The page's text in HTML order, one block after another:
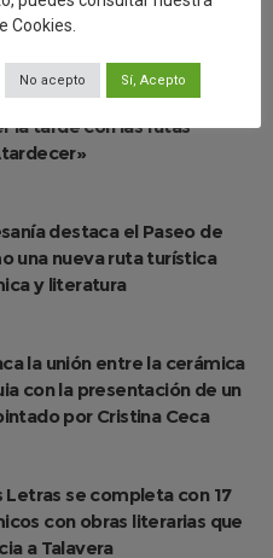
azulejos en los que
a descubrir la belleza de
la tarde con las rutas
destaca el Paseo de
una nueva ruta turística
y literatura
la unión entre la cerámica
con la presentación de un
por Cristina Ceca
Letras se completa con 17
con obras literarias que
a Talavera
Cookies
No acepto Sí, Acepto